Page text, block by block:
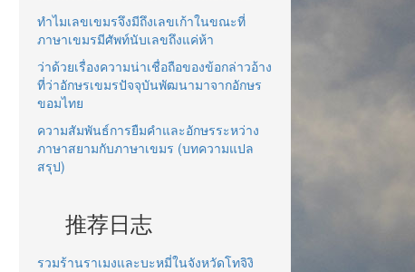
ทำไมเลขเขมรจึงมีถึงเลขเก้าในขณะที่
ภาษาเขมรมีศัพท์นับเลขถึงแค่ห้า
ว่าด้วยเรื่องความน่าเชื่อถือของข้อกล่าวอ้าง
ที่ว่าอักษรเขมรปัจจุบันพัฒนามาจากอักษร
ขอมไทย
ความสัมพันธ์การยืมคำและอักษรระหว่าง
ภาษาสยามกับภาษาเขมร (บทความแปล
สรุป)
推荐日志
รวมร้านราเมงและบะหมี่ในจังหวัดโทจิงิ